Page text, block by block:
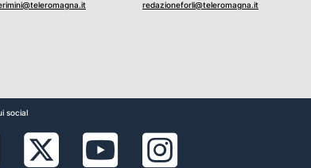
redazioneforli@teleromagna.it
social